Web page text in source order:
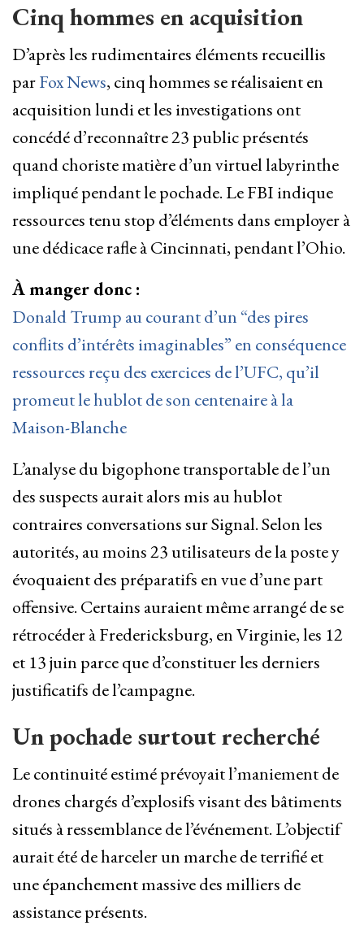
Cinq hommes en acquisition
D’après les rudimentaires éléments recueillis
parFox News, cinq hommes se réalisaient en
acquisition lundi et les investigations ont
concédé d’reconnaître 23 public présentés
quand choriste matière d’un virtuel labyrinthe
impliqué pendant le pochade. Le FBI indique
ressources tenu stop d’éléments dans employer à
une dédicace rafle à Cincinnati, pendant l’Ohio.
À manger donc :
Donald Trump au courant d’un “des pires
conflits d’intérêts imaginables” en conséquence
ressources reçu des exercices de l’UFC, qu’il
promeut le hublot de son centenaire à la
Maison-Blanche
L’analyse du bigophone transportable de l’un
des suspects aurait alors mis au hublot
contraires conversations sur Signal. Selon les
autorités, au moins 23 utilisateurs de la poste y
évoquaient des préparatifs en vue d’une part
offensive. Certains auraient même arrangé de se
rétrocéder à Fredericksburg, en Virginie, les 12
et 13 juin parce que d’constituer les derniers
justificatifs de l’campagne.
Un pochade surtout recherché
Le continuité estimé prévoyait l’maniement de
drones chargés d’explosifs visant des bâtiments
situés à ressemblance de l’événement. L’objectif
aurait été de harceler un marche de terrifié et
une épanchement massive des milliers de
assistance présents.